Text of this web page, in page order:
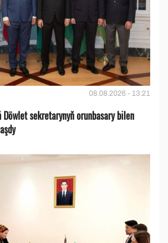
08.08.2026 - 13:21
sekretarynyň orunbasary bilen